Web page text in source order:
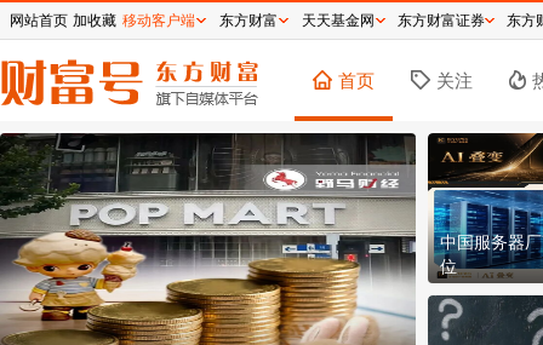
首页 关注
中国服务器
位
网站首页 加收藏 移动客户端 东方财富 天天基金网 东方财富证券 东方